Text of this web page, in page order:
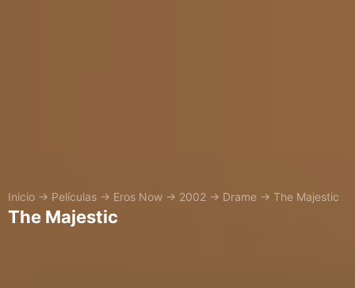
Inicio → Películas → Eros Now → 2002 → Drame → The Majestic
The Majestic